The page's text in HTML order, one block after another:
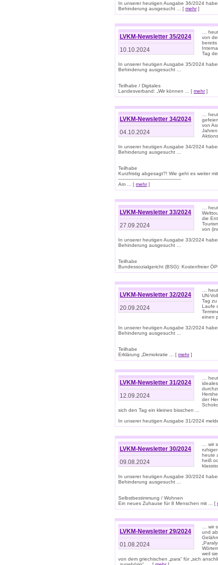
In unserer heutigen Ausgabe 36/2024
Behinderung ausgesucht ... [ mehr]
LVKM-Newsletter 35/2024
10.10.2024
…
von
bereits
Tag
In unserer heutigen Ausgabe 35/2024
Behinderung ausgesucht ...
Teilhabe / Digitales
Landesverband: „Wir können ... [ mehr]
LVKM-Newsletter 34/2024
04.10.2024
…
von
In unserer heutigen Ausgabe 34/2024
Behinderung ausgesucht ...
Teilhabe
Kurzfristig abgesagt?! Wie geht es weiter
-------------------------------------------
Am ... [ mehr]
LVKM-Newsletter 33/2024
27.09.2024
…
die
von
In unserer heutigen Ausgabe 33/2024
Behinderung ausgesucht ...
Teilhabe
Bundessozialgericht (BSG): Kostenfreier
LVKM-Newsletter 32/2024
20.09.2024
…
UN-
Tag
Laufe
einen
In unserer heutigen Ausgabe 32/2024
Behinderung ausgesucht ...
Teilhabe
Erklärung „Demokratie ... [ mehr]
LVKM-Newsletter 31/2024
12.09.2024
…
der
sich den Tag ein kleines bisschen ...
In unserer heutigen Ausgabe 31/2024
LVKM-Newsletter 30/2024
09.08.2024
… wir
heute
heiß
In unserer heutigen Ausgabe 30/2024
Behinderung ausgesucht ...
Selbstbestimmung / Wohnen
Ein neues Zuhause für 8 Menschen mit ... [
LVKM-Newsletter 29/2024
01.08.2024
… wir
und
weil
von dem griechischen „para“ für „sich